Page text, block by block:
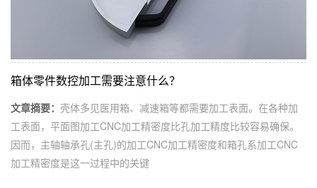
箱体零件数控加工需要注意什么？
文章摘要： 壳体多见医用箱、减速箱等都需要加工表面。在各种加
工表面，平面图加工CNC加工精密度比孔加工精度比较容易确保。
因而，主轴轴承孔(主孔)的加工CNC加工精密度和箱孔系加工CNC
加工精密度是这一过程中的关键